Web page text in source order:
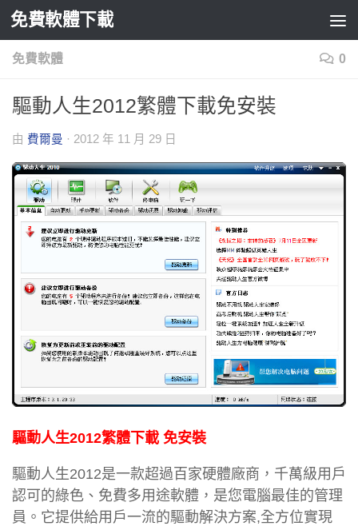
Skip to content
免費軟體下載
免費軟體 0
驅動人生2012繁體下載免安裝
由 費爾曼 · 2012 年 11 月 29 日
驅動人生2012繁體下載 免安裝
驅動人生2012是一款超過百家硬體廠商，千萬級用戶
認可的綠色、免費多用途軟體，是您電腦最佳的管理
員。它提供給用戶一流的驅動解決方案,全方位實現